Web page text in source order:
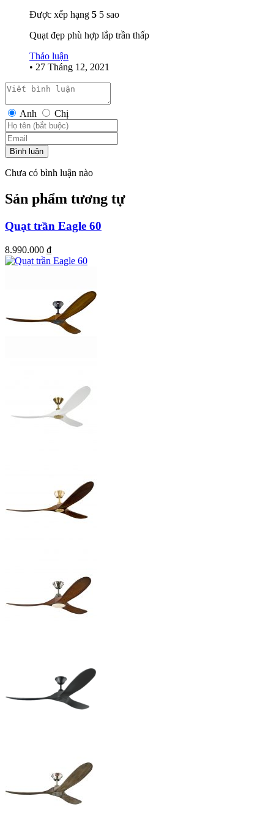
Được xếp hạng 5 5 sao
Quạt đẹp phù hợp lắp trần thấp
Thảo luận
• 27 Tháng 12, 2021
Anh Chị
Bình luận
Chưa có bình luận nào
Sản phẩm tương tự
Quạt trần Eagle 60
8.990.000 ₫